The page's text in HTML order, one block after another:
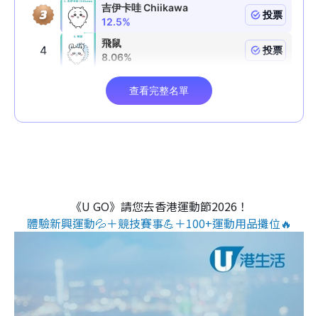
《U GO》請您去香港運動節2026！
體驗新興運動💦＋競技賽事💪＋100+運動用品攤位🔥